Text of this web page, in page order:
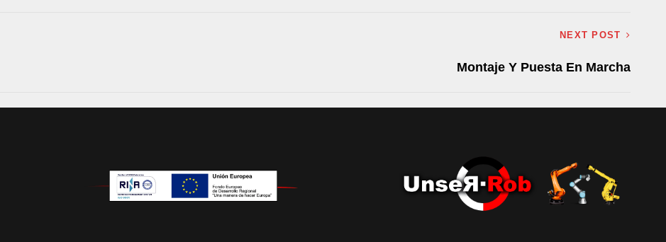
NEXT POST
Montaje Y Puesta En Marcha